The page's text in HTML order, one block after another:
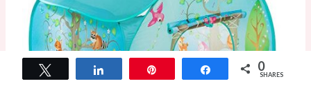
Share 0
SHARES